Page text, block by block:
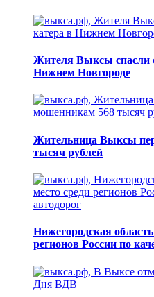
Жителя Выксы спасли
Нижнем Новгороде
Жительница Выксы
тысяч рублей
Нижегородская
регионов России по